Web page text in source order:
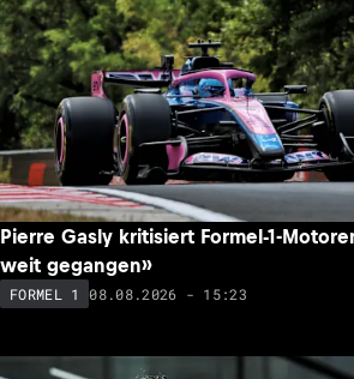
Pierre Gasly kritisiert Formel-1-
weit gegangen»
FORMEL 1 08.08.2026 - 15:23